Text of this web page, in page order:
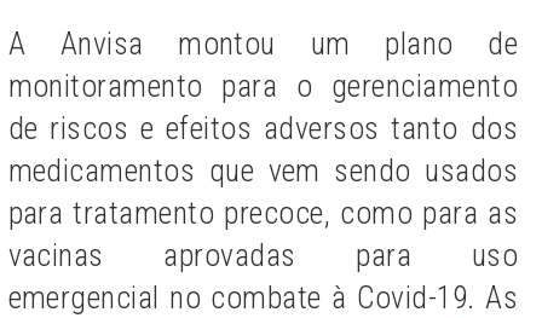
A Anvisa montou um plano de
monitoramento para o gerenciamento
de riscos e efeitos adversos tanto dos
medicamentos que vem sendo usados
para tratamento precoce, como para as
vacinas aprovadas para uso
emergencial no combate à Covid-19. As